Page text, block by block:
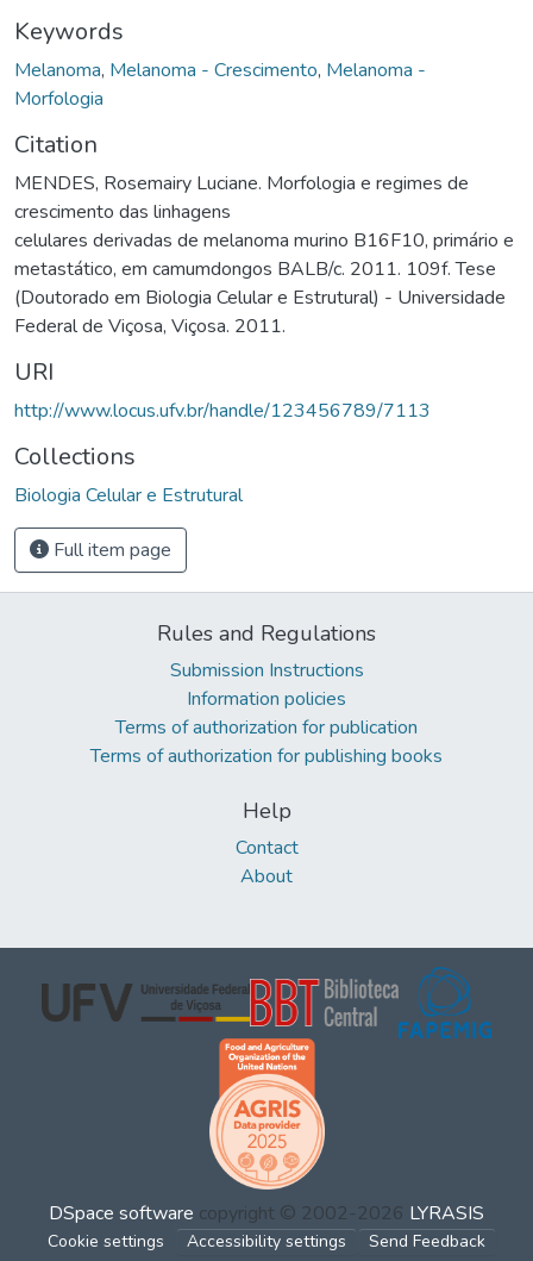
Keywords
Melanoma, Melanoma - Crescimento, Melanoma -
Morfologia
Citation
MENDES, Rosemairy Luciane. Morfologia e regimes de
crescimento das linhagens
celulares derivadas de melanoma murino B16F10, primário e
metastático, em camumdongos BALB/c. 2011. 109f. Tese
(Doutorado em Biologia Celular e Estrutural) - Universidade
Federal de Viçosa, Viçosa. 2011.
URI
http://www.locus.ufv.br/handle/123456789/7113
Collections
Biologia Celular e Estrutural
Full item page
Rules and Regulations
Submission Instructions
Information policies
Terms of authorization for publication
Terms of authorization for publishing books
Help
Contact
About
DSpace software copyright © 2002-2026 LYRASIS
Cookie settings Accessibility settings Send Feedback